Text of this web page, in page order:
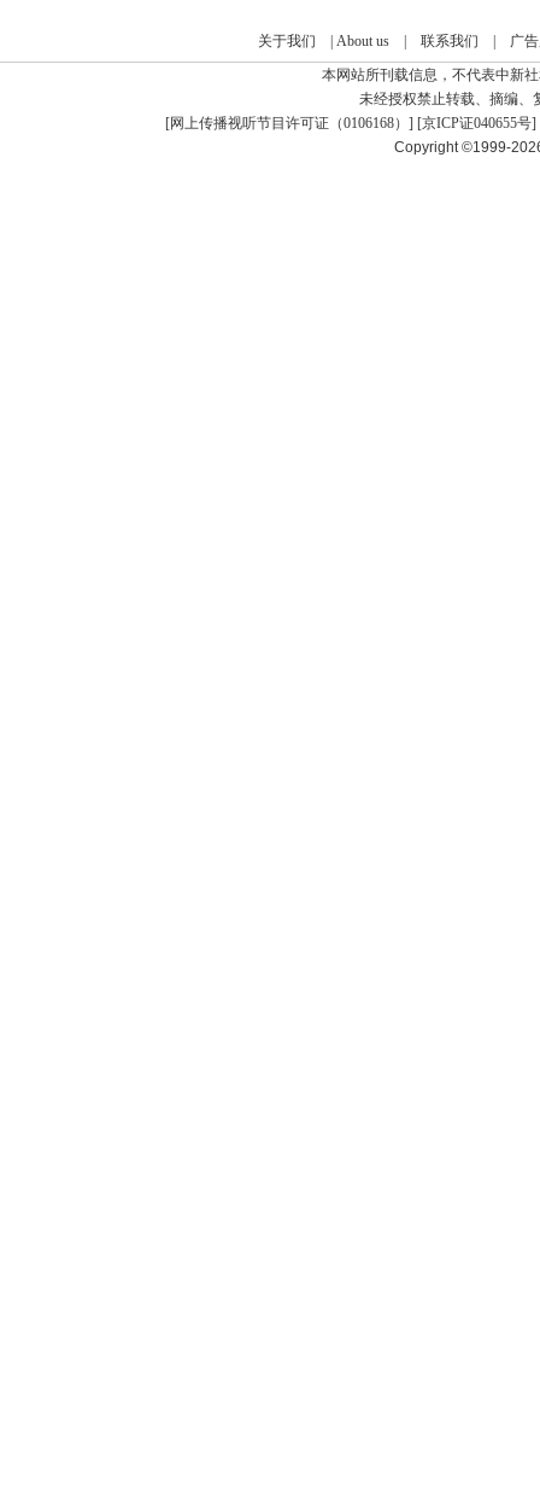
关于我们 About us| 联系我们
广
本网站所刊载信息，不代表中新
未经授权禁止转载、摘编、
[网上传播视听节目许可证（0106168） ] [京ICP证040655号]
Copyright ©1999-